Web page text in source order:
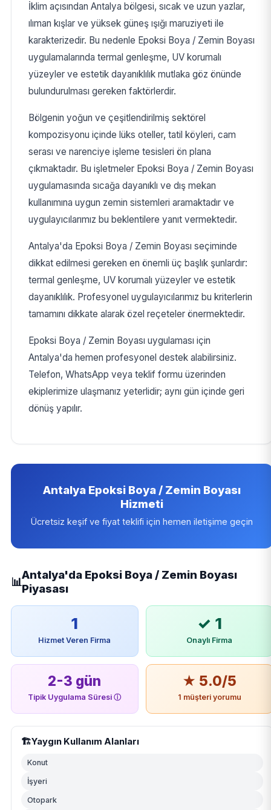
İklim açısından Antalya bölgesi, sıcak ve uzun yazlar,
ılıman kışlar ve yüksek güneş ışığı maruziyeti ile
karakterizedir. Bu nedenle Epoksi Boya / Zemin Boyası
uygulamalarında termal genleşme, UV korumalı
yüzeyler ve estetik dayanıklılık mutlaka göz önünde
bulundurulması gereken faktörlerdir.
Bölgenin yoğun ve çeşitlendirilmiş sektörel
kompozisyonu içinde lüks oteller, tatil köyleri, cam
serası ve narenciye işleme tesisleri ön plana
çıkmaktadır. Bu işletmeler Epoksi Boya / Zemin Boyası
uygulamasında sıcağa dayanıklı ve dış mekan
kullanımına uygun zemin sistemleri aramaktadır ve
uygulayıcılarımız bu beklentilere yanıt vermektedir.
Antalya'da Epoksi Boya / Zemin Boyası seçiminde
dikkat edilmesi gereken en önemli üç başlık şunlardır:
termal genleşme, UV korumalı yüzeyler ve estetik
dayanıklılık. Profesyonel uygulayıcılarımız bu kriterlerin
tamamını dikkate alarak özel reçeteler önermektedir.
Epoksi Boya / Zemin Boyası uygulaması için
Antalya'da hemen profesyonel destek alabilirsiniz.
Telefon, WhatsApp veya teklif formu üzerinden
ekiplerimize ulaşmanız yeterlidir; aynı gün içinde geri
dönüş yapılır.
Antalya Epoksi Boya / Zemin Boyası
Hizmeti
Ücretsiz keşif ve fiyat teklifi için hemen iletişime geçin
📊
Antalya'da Epoksi Boya / Zemin Boyası
Piyasası
1
Hizmet Veren Firma
✓ 1
Onaylı Firma
2-3 gün
Tipik Uygulama Süresiⓘ
★ 5.0/5
1 müşteri yorumu
🏗️Yaygın Kullanım Alanları
Konut
İşyeri
Otopark